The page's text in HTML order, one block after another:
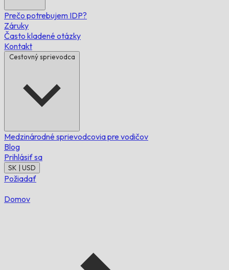
Prečo potrebujem IDP?
Záruky
Často kladené otázky
Kontakt
Cestovný sprievodca
Medzinárodné sprievodcovia pre vodičov
Blog
Prihlásiť sa
SK | USD
Požiadať
Domov